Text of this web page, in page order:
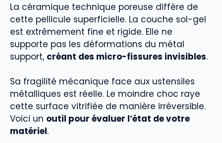
La céramique technique poreuse diffère de
cette pellicule superficielle. La couche sol-gel
est extrêmement fine et rigide. Elle ne
supporte pas les déformations du métal
support, créant des micro-fissures invisibles.
Sa fragilité mécanique face aux ustensiles
métalliques est réelle. Le moindre choc raye
cette surface vitrifiée de manière irréversible.
Voici un outil pour évaluer l’état de votre
matériel.